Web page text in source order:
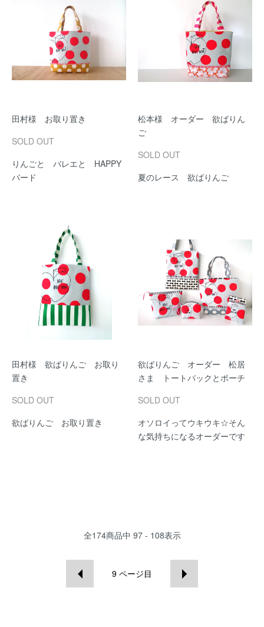
田村様 お取り置き
SOLD OUT
りんごと バレエと HAPPY
バード
松本様 オーダー 欲ばりん
ご
SOLD OUT
夏のレース 欲ばりんご
田村様 欲ばりんご お取り
置き
SOLD OUT
欲ばりんご お取り置き
欲ばりんご オーダー 松居
さま トートバックとポーチ
SOLD OUT
オソロイってウキウキ☆そん
な気持ちになるオーダーです
全174商品中 97 - 108表示
9 ページ目